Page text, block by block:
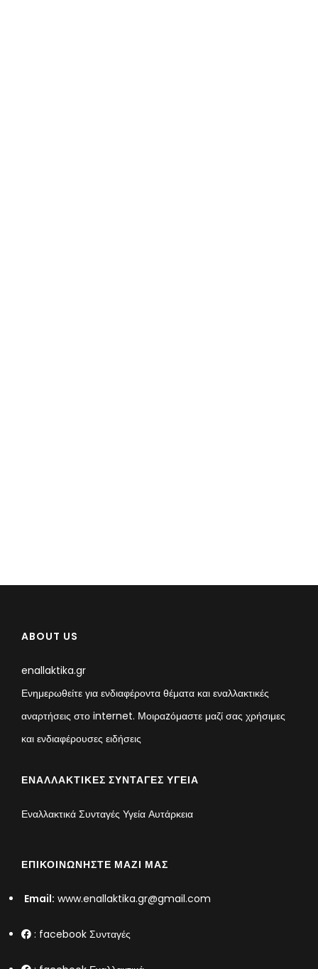
ABOUT US
enallaktika.gr
Ενημερωθείτε για ενδιαφέροντα θέματα και εναλλακτικές
αναρτήσεις στο internet. Μοιραzόμαστε μαζί σας χρήσιμες
και ενδιαφέρουσες ειδήσεις
ΕΝΑΛΛΑΚΤΙΚΈΣ ΣΥΝΤΑΓΈΣ ΥΓΕΊΑ
Εναλλακτικά Συνταγές Υγεία Αυτάρκεια
ΕΠΙΚΟΙΝΩΝΉΣΤΕ ΜΑΖΊ ΜΑΣ
Email: www.enallaktika.gr@gmail.com
: facebook Συνταγές